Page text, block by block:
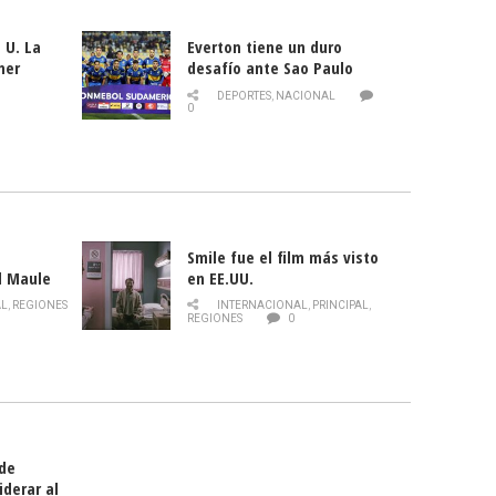
La
Everton tiene un duro
desafío ante Sao Paulo
DEPORTES, NACIONAL
0
Maule
de la
, REGIONES
Smile fue el film más visto
en EE.UU.
INTERNACIONAL, PRINCIPAL,
REGIONES
0
al